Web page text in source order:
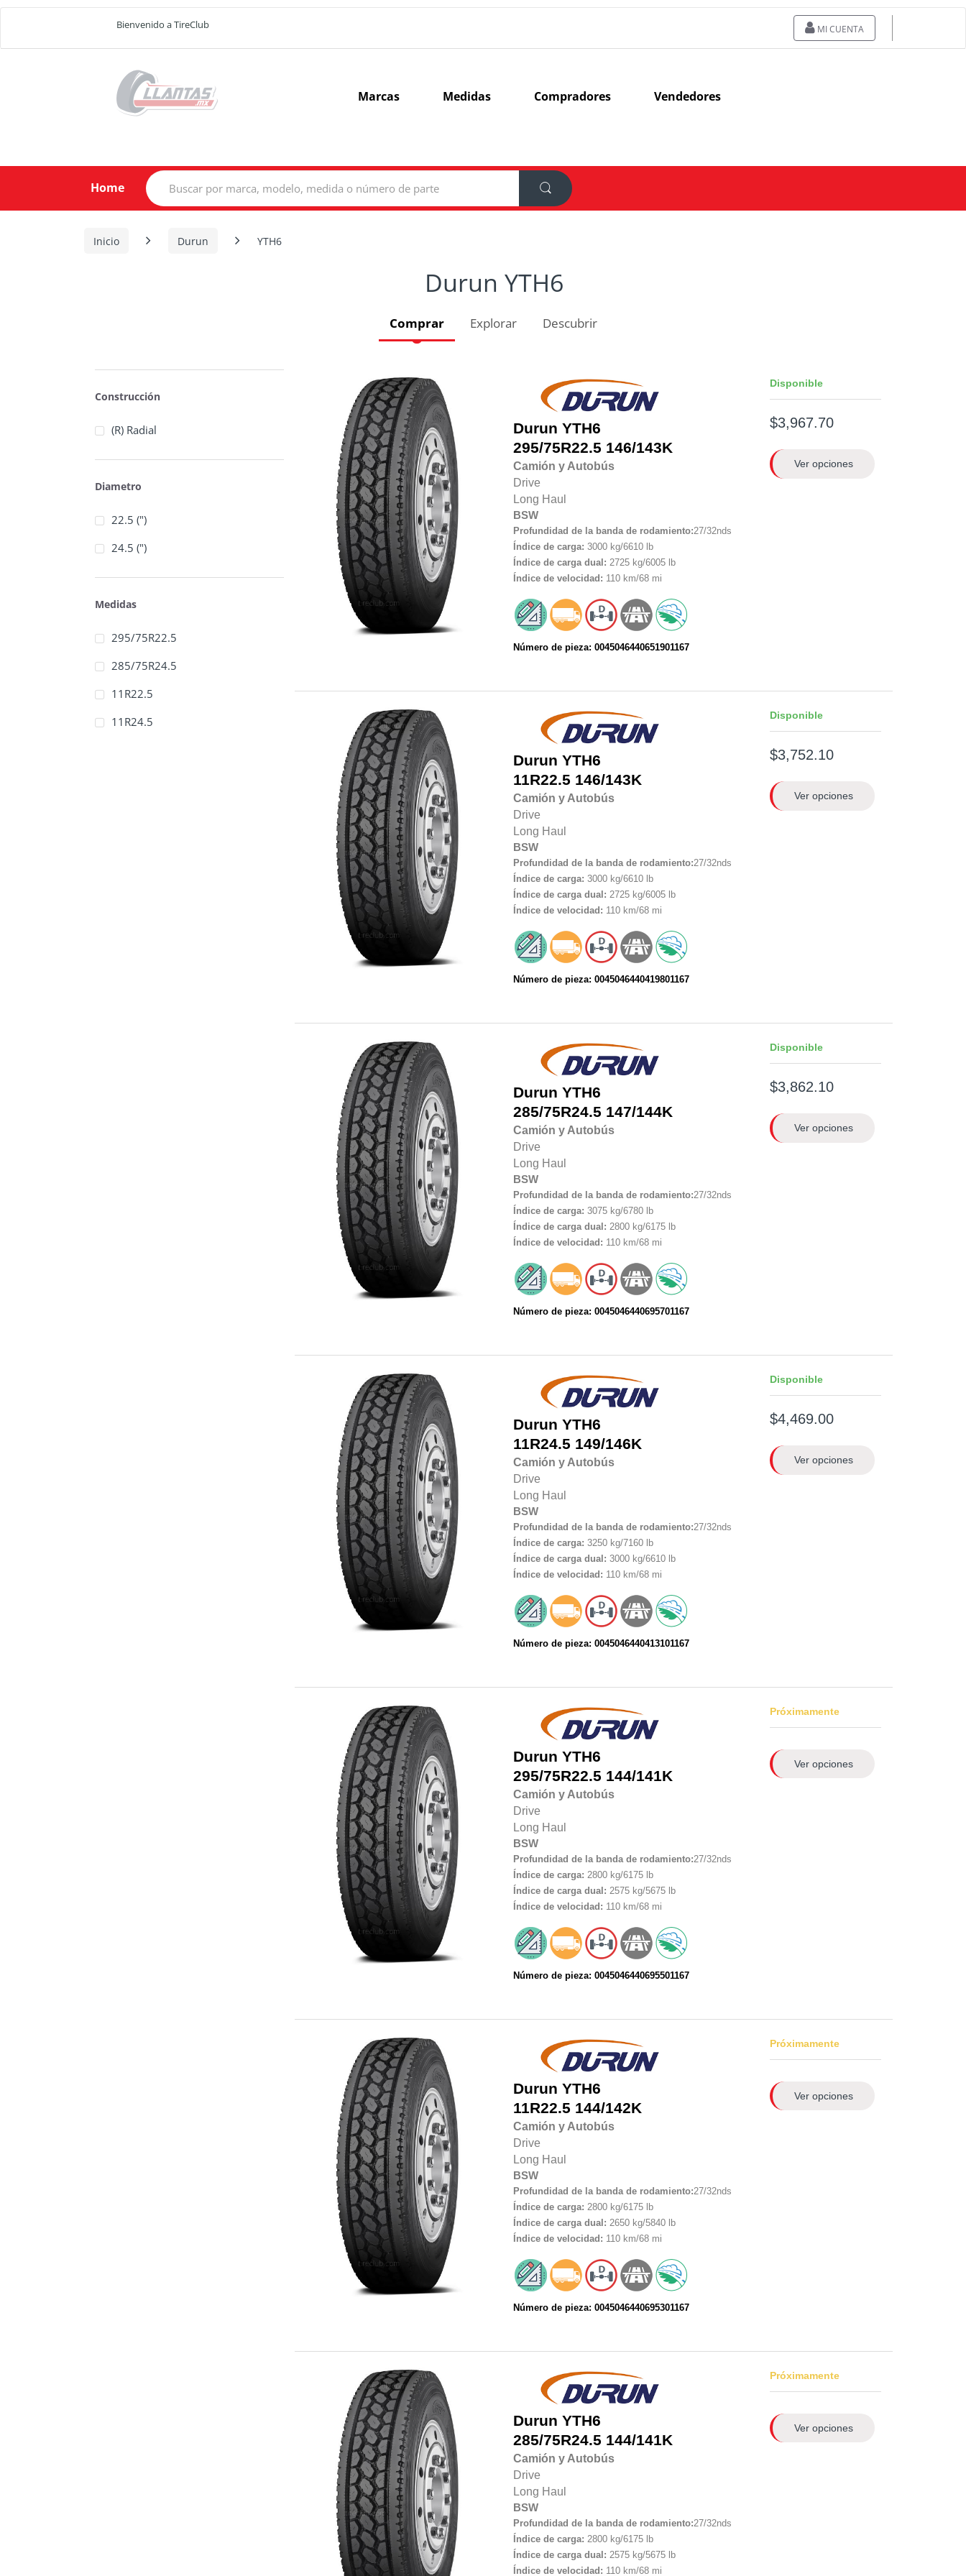
Bienvenido a TireClub MI CUENTA
Marcas Medidas Compradores Vendedores
Home
Search
for:
Inicio Durun YTH6
Durun YTH6
Comprar Explorar Descubrir
Durun YTH6
295/75R22.5 146/143K
Camión y Autobús
Drive
Long Haul
BSW
Profundidad de la banda de rodamiento:27/32nds
Índice de carga: 3000 kg/6610 lb
Índice de carga dual: 2725 kg/6005 lb
Índice de velocidad: 110 km/68 mi
Número de pieza: 0045046440651901167
Disponible
$3,967.70
Ver opciones
Durun YTH6
11R22.5 146/143K
Camión y Autobús
Drive
Long Haul
BSW
Profundidad de la banda de rodamiento:27/32nds
Índice de carga: 3000 kg/6610 lb
Índice de carga dual: 2725 kg/6005 lb
Índice de velocidad: 110 km/68 mi
Número de pieza: 0045046440419801167
Disponible
$3,752.10
Ver opciones
Durun YTH6
285/75R24.5 147/144K
Camión y Autobús
Drive
Long Haul
BSW
Profundidad de la banda de rodamiento:27/32nds
Índice de carga: 3075 kg/6780 lb
Índice de carga dual: 2800 kg/6175 lb
Índice de velocidad: 110 km/68 mi
Número de pieza: 0045046440695701167
Disponible
$3,862.10
Ver opciones
Durun YTH6
11R24.5 149/146K
Camión y Autobús
Drive
Long Haul
BSW
Profundidad de la banda de rodamiento:27/32nds
Índice de carga: 3250 kg/7160 lb
Índice de carga dual: 3000 kg/6610 lb
Índice de velocidad: 110 km/68 mi
Número de pieza: 0045046440413101167
Disponible
$4,469.00
Ver opciones
Durun YTH6
295/75R22.5 144/141K
Camión y Autobús
Drive
Long Haul
BSW
Profundidad de la banda de rodamiento:27/32nds
Índice de carga: 2800 kg/6175 lb
Índice de carga dual: 2575 kg/5675 lb
Índice de velocidad: 110 km/68 mi
Número de pieza: 0045046440695501167
Próximamente
Ver opciones
Durun YTH6
11R22.5 144/142K
Camión y Autobús
Drive
Long Haul
BSW
Profundidad de la banda de rodamiento:27/32nds
Índice de carga: 2800 kg/6175 lb
Índice de carga dual: 2650 kg/5840 lb
Índice de velocidad: 110 km/68 mi
Número de pieza: 0045046440695301167
Próximamente
Ver opciones
Durun YTH6
285/75R24.5 144/141K
Camión y Autobús
Drive
Long Haul
BSW
Profundidad de la banda de rodamiento:27/32nds
Índice de carga: 2800 kg/6175 lb
Índice de carga dual: 2575 kg/5675 lb
Índice de velocidad: 110 km/68 mi
Próximamente
Ver opciones
Construcción
(R) Radial
Diametro
22.5 (")
24.5 (")
Medidas
295/75R22.5
285/75R24.5
11R22.5
11R24.5